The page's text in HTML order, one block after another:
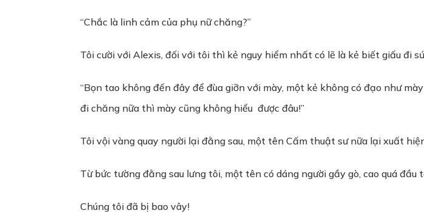
“Chắc là linh cảm của phụ nữ chăng?”
Tôi cười với Alexis, đối với tôi thì kẻ nguy hiểm nhất có lẽ là kẻ biết giấu đi
“Bọn tao không đến đây để đùa giỡn với mày, một kẻ không có đạo như
đi chăng nữa thì mày cũng không hiểu được đâu!”
Tôi vội vàng quay người lại đằng sau, một tên Cấm thuật sư nữa lại xuất
Từ bức tường đằng sau lưng tôi, một tên có dáng người gầy gò, cao quá
Chúng tôi đã bị bao vây!